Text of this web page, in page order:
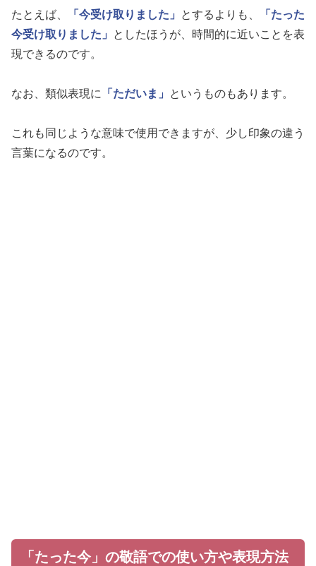
たとえば、 「今受け取りました」 とするよりも、
「たった
今受け取りました」
としたほうが、時間的に近いことを表
現できるのです。
なお、類似表現に 「ただいま」 というものもあります。
これも同じような意味で使用できますが、少し印象の違う
言葉になるのです。
「たった今」の敬語での使い方や表現方法